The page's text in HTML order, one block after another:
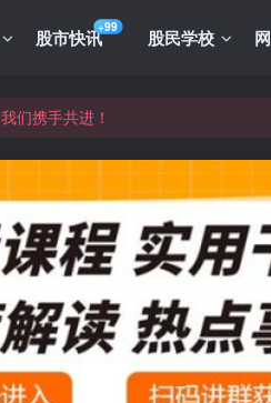
股市快讯+99 股民学校
们携手共进！
们携手共进！
！分享全网优质VIP资源，炒股教程